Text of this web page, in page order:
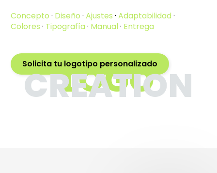
Concepto · Diseño ·Ajustes ·Adaptabilidad ·
Colores · Tipografía · Manual· Entrega
Solicita tu logotipo personalizado
LOGO
CREATION